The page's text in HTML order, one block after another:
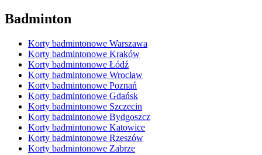
Badminton
Korty badmintonowe Warszawa
Korty badmintonowe Kraków
Korty badmintonowe Łódź
Korty badmintonowe Wrocław
Korty badmintonowe Poznań
Korty badmintonowe Gdańsk
Korty badmintonowe Szczecin
Korty badmintonowe Bydgoszcz
Korty badmintonowe Katowice
Korty badmintonowe Rzeszów
Korty badmintonowe Zabrze